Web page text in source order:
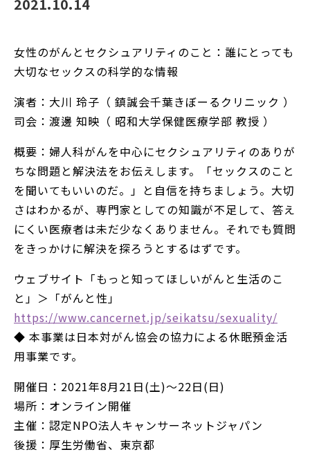
女性のがんとセクシュアリティのこと：誰にとっても
大切なセックスの科学的な情報
演者：大川 玲子（ 鎮誠会千葉きぼーるクリニック ）
司会：渡邊 知映（ 昭和大学保健医療学部 教授 ）
概要：婦人科がんを中心にセクシュアリティのありが
ちな問題と解決法をお伝えします。「セックスのこと
を聞いてもいいのだ。」と自信を持ちましょう。大切
さはわかるが、専門家としての知識が不足して、答え
にくい医療者は未だ少なくありません。それでも質問
をきっかけに解決を探ろうとするはずです。
ウェブサイト「もっと知ってほしいがんと生活のこ
と」＞「がんと性」
https://www.cancernet.jp/seikatsu/sexuality/
◆ 本事業は日本対がん協会の協力による休眠預金活
用事業です。
開催日：2021年8月21日(土)～22日(日)
場所：オンライン開催
主催：認定NPO法人キャンサーネットジャパン
後援：厚生労働省、東京都